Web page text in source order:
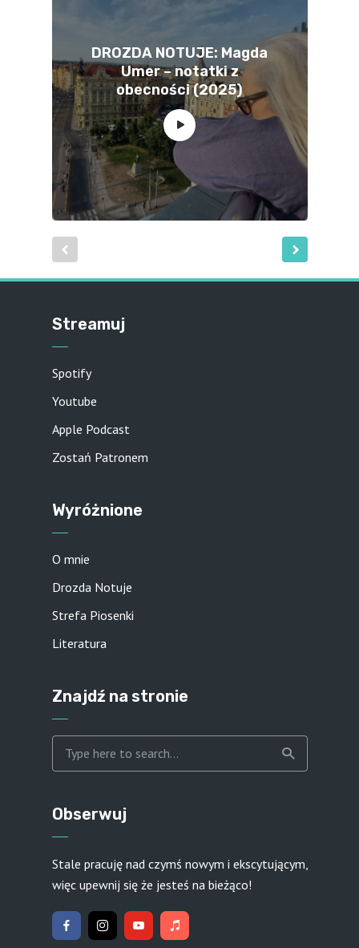
DROZDA NOTUJE: Magda
Umer – notatki z
obecności (2025)
Streamuj
Spotify
Youtube
Apple Podcast
Zostań Patronem
Wyróżnione
O mnie
Drozda Notuje
Strefa Piosenki
Literatura
Znajdź na stronie
Obserwuj
Stale pracuję nad czymś nowym i ekscytującym,
więc upewnij się że jesteś na bieżąco!